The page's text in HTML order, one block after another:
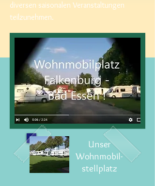
diversen saisonalen Veranstaltungen
teilzunehmen.
Unser
Wohnmobil-
stellplatz